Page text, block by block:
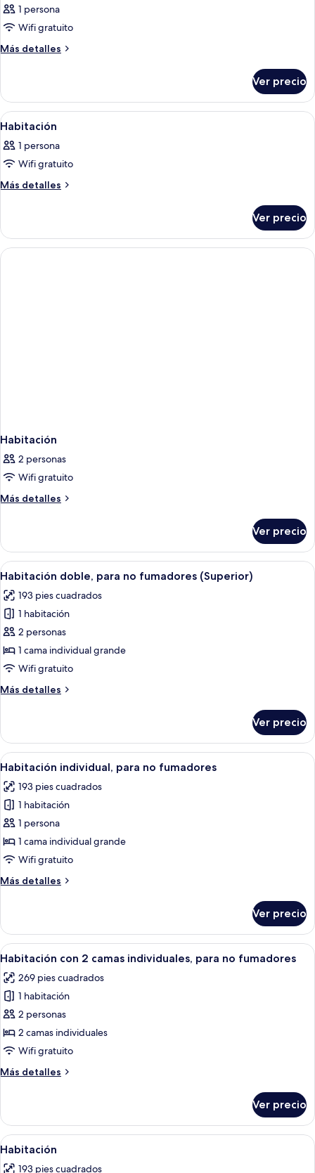
las
fotos
de
1 persona
Wifi gratuito
Más detalles
Más
Ver precio
Abrir
todas
las
fotos
de
Una habitación de hotel con cama,
3
Habitación
1 persona
Wifi gratuito
Más detalles
Más
Ver precio
Habitación
2 personas
Wifi gratuito
Más detalles
Más
Ver precio
Abrir
todas
las
fotos
de
Habitación
doble,
no
Habitación de hotel con cama,
11
Habitación doble, para no fumadores (Superior)
193 pies cuadrados
1 habitación
2 personas
1 cama individual grande
Wifi gratuito
Más detalles
Más
doble,
para
no
(Superior)
Ver precio
Abrir
todas
las
fotos
de
Habitación
individual,
no
Habitación de hotel con cama,
8
Habitación individual, para no fumadores
193 pies cuadrados
1 habitación
1 persona
1 cama individual grande
Wifi gratuito
Más detalles
Más
individual,
para
no
Ver precio
Abrir
todas
las
fotos
de
Habitación
con
camas
no
fumadores
Habitación de hotel con dos camas,
11
Habitación con 2 camas individuales, para no fumadores
269 pies cuadrados
1 habitación
2 personas
2 camas individuales
Wifi gratuito
Más detalles
Más
con
camas
Ver precio
Abrir
todas
Edredón, caja de seguridad en la
6
Habitación
193 pies cuadrados